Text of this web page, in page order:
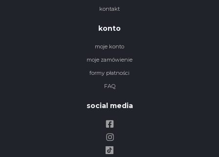
kontakt
konto
moje konto
moje zamówienie
formy płatności
FAQ
social media